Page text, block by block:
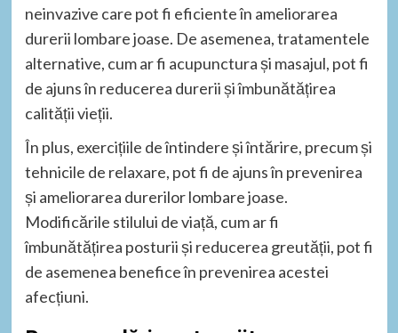
neinvazive care pot fi eficiente în ameliorarea
durerii lombare joase. De asemenea, tratamentele
alternative, cum ar fi acupunctura și masajul, pot fi
de ajuns în reducerea durerii și îmbunătățirea
calității vieții.
În plus, exercițiile de întindere și întărire, precum și
tehnicile de relaxare, pot fi de ajuns în prevenirea
și ameliorarea durerilor lombare joase.
Modificările stilului de viață, cum ar fi
îmbunătățirea posturii și reducerea greutății, pot fi
de asemenea benefice în prevenirea acestei
afecțiuni.